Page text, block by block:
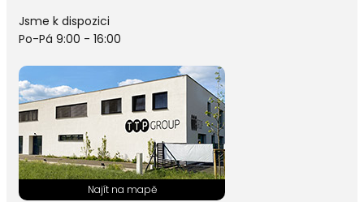
Jsme k dispozici
Po-Pá 9:00 - 16:00